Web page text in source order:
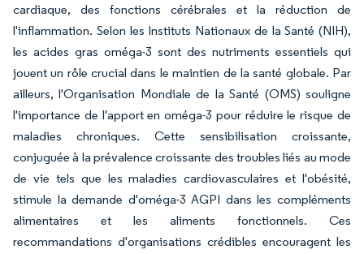
cardiaque, des fonctions cérébrales et la réduction de
l'inflammation. Selon les Instituts Nationaux de la Santé (NIH),
les acides gras oméga-3 sont des nutriments essentiels qui
jouent un rôle crucial dans le maintien de la santé globale. Par
ailleurs, l'Organisation Mondiale de la Santé (OMS) souligne
l'importance de l'apport en oméga-3 pour réduire le risque de
maladies chroniques. Cette sensibilisation croissante,
conjuguée à la prévalence croissante des troubles liés au mode
de vie tels que les maladies cardiovasculaires et l'obésité,
stimule la demande d'oméga-3 AGPI dans les compléments
alimentaires et les aliments fonctionnels. Ces
recommandations d'organisations crédibles encouragent les